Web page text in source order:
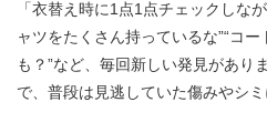
「衣替え時に1点1点チェックしな
ャツをたくさん持っているな”“コ
も？”など、毎回新しい発見があり
で、普段は見逃していた傷みやシ